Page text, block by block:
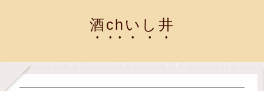
酒chいし井